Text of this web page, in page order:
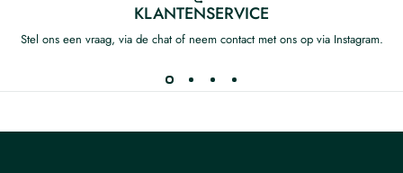
KLANTENSERVICE
Stel ons een vraag, via de chat of neem contact met ons op via Instagram.